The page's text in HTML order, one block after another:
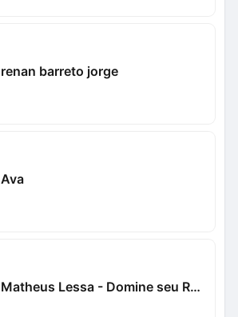
renan barreto jorge
Ava
Matheus Lessa - Domine seu Restaurante